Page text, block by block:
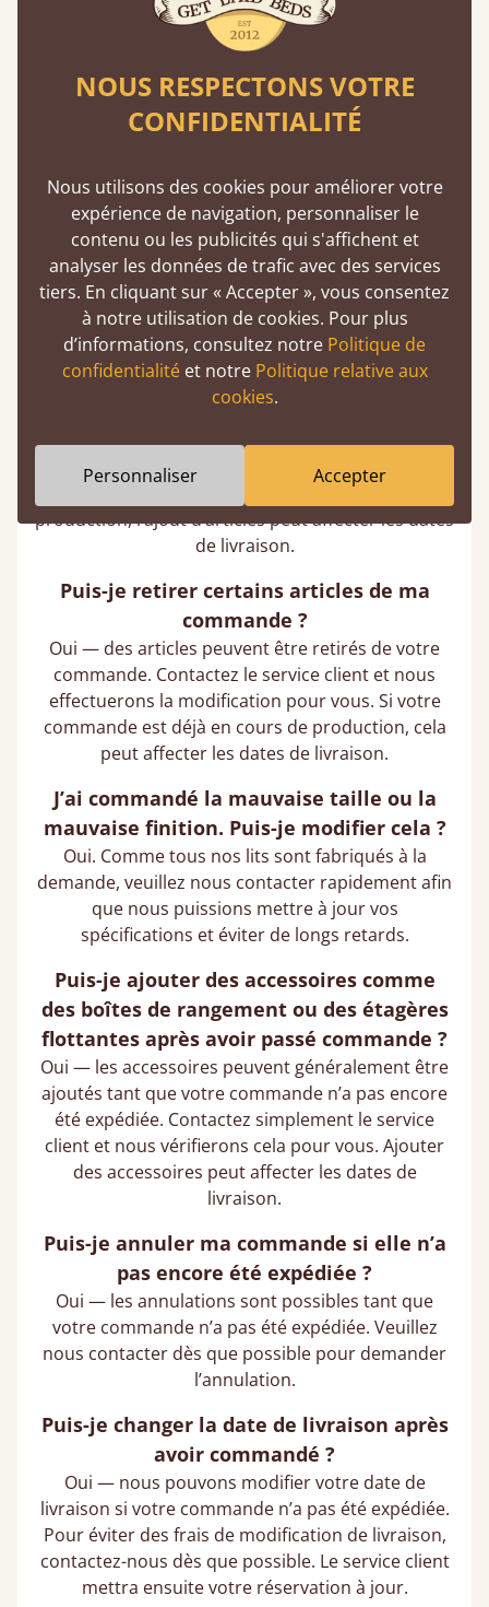
après avoir passé commande ?
Oui, vous pouvez mettre à jour votre adresse de
livraison, mais nous aurons besoin d’une preuve
d’identité indiquant la nouvelle adresse pour des
raisons de sécurité. Contactez le service client et
commande n’a pas encore été expédiée.
Modifier ou Annuler une Commande
Puis-je ajouter des produits à ma
commande après l’avoir soumise ?
Oui, nous pouvons ajouter des articles et les
choisie. Contactez le service client dès que
possible afin que nous puissions vérifier la
disponibilité. Si votre commande est déjà en
production, l’ajout d’articles peut affecter les dates
de livraison.
Puis-je retirer certains articles de ma
commande ?
Oui — des articles peuvent être retirés de votre
commande. Contactez le service client et nous
effectuerons la modification pour vous. Si votre
commande est déjà en cours de production, cela
peut affecter les dates de livraison.
J’ai commandé la mauvaise taille ou la
mauvaise finition. Puis-je modifier cela ?
Oui. Comme tous nos lits sont fabriqués à la
demande, veuillez nous contacter rapidement afin
que nous puissions mettre à jour vos
spécifications et éviter de longs retards.
Puis-je ajouter des accessoires comme
des boîtes de rangement ou des étagères
flottantes après avoir passé commande ?
Oui — les accessoires peuvent généralement être
ajoutés tant que votre commande n’a pas encore
été expédiée. Contactez simplement le service
client et nous vérifierons cela pour vous. Ajouter
des accessoires peut affecter les dates de
livraison.
Puis-je annuler ma commande si elle n’a
pas encore été expédiée ?
Oui — les annulations sont possibles tant que
votre commande n’a pas été expédiée. Veuillez
nous contacter dès que possible pour demander
l’annulation.
Puis-je changer la date de livraison après
avoir commandé ?
Oui — nous pouvons modifier votre date de
livraison si votre commande n’a pas été expédiée.
Pour éviter des frais de modification de livraison,
contactez-nous dès que possible. Le service client
mettra ensuite votre réservation à jour.
NOUS RESPECTONS VOTRE
CONFIDENTIALITÉ
Nous utilisons des cookies pour améliorer votre
expérience de navigation, personnaliser le
contenu ou les publicités qui s'affichent et
analyser les données de trafic avec des services
tiers. En cliquant sur « Accepter », vous consentez
à notre utilisation de cookies. Pour plus
d’informations, consultez notre Politique de
confidentialitéet notre Politique relative aux
cookies.
Personnaliser Accepter